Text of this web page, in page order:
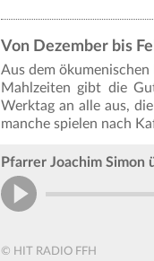
Von Dezember bis
Aus dem
Mahlzeiten gibt die
Werktag an alle aus,
manche spielen nach
Pfarrer Joachim Simon
© HIT RADIO FFH